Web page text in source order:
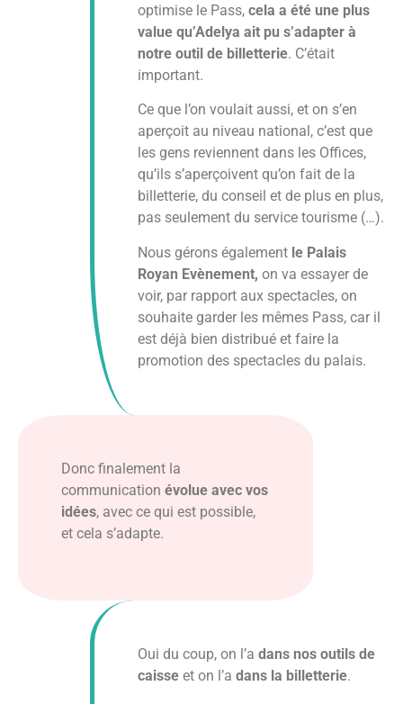
optimise le Pass, cela a été une plus
value qu’Adelya ait pu s’adapter à
notre outil de billetterie. C’était
important.
Ce que l’on voulait aussi, et on s’en
aperçoit au niveau national, c’est que
les gens reviennent dans les Offices,
qu’ils s’aperçoivent qu’on fait de la
billetterie, du conseil et de plus en plus,
pas seulement du service tourisme (…).
Nous gérons également le Palais
Royan Evènement, on va essayer de
voir, par rapport aux spectacles, on
souhaite garder les mêmes Pass, car il
est déjà bien distribué et faire la
promotion des spectacles du palais.
Donc finalement la
communication évolue avec vos
idées, avec ce qui est possible,
et cela s’adapte.
Oui du coup, on l’a dans nos outils de
caisse et on l’a dans la billetterie.